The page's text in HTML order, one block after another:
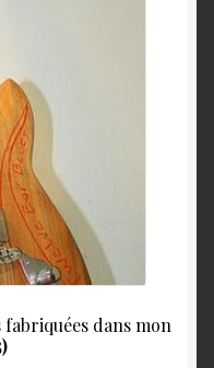
fabriquées dans mon